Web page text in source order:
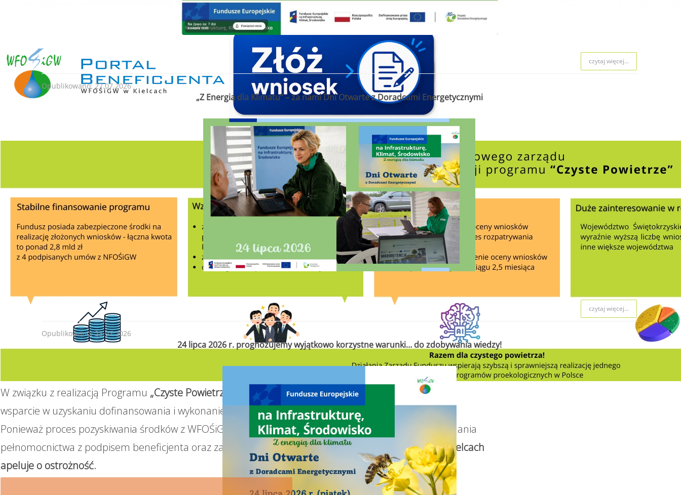
W związku z realizacją Programu „Czyste Powietrze”
pojawia się coraz więcej osób/firm, które oferują
wsparcie w uzyskaniu dofinansowania i wykonanie projektów modernizacji w imieniu beneficjentów.
Ponieważ proces pozyskiwania środków z WFOŚiGW w Kielcach przez ww. osoby/firmy wymaga posiadania
pełnomocnictwa z podpisem beneficjenta oraz zawarcia odpowiedniej umowy,
Zarząd WFOŚiGW w Kielcach
apeluje o ostrożność.
czytaj więcej...
Opublikowano: 27.07.2026
„Z Energią dla Klimatu” – za nami Dni Otwarte z Doradcami Energetycznymi
czytaj więcej...
Opublikowano: 23.07.2026
24 lipca 2026 r. prognozujemy wyjątkowo korzystne warunki… do zdobywania wiedzy!